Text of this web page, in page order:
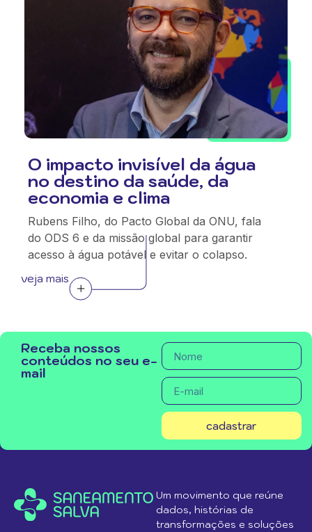
O impacto invisível da água
no destino da saúde, da
economia e clima
Rubens Filho, do Pacto Global da ONU, fala
do ODS 6 e da missão global para garantir
acesso à água potável e evitar o colapso.
veja mais
Receba nossos
conteúdos no seu e-
mail
cadastrar
Um movimento que reúne
dados, histórias de
transformações e soluções